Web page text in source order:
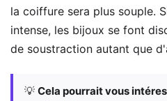
la coiffure sera plus souple.
intense, les bijoux se font
de soustraction autant que
💡 Cela pourrait vous